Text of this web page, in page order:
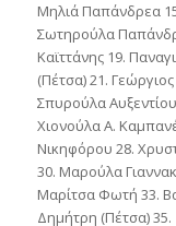
Μηλιά Παπάνδρεα
Σωτηρούλα
Καϊττάνης 19.
(Πέτσα) 21.
Σπυρούλα
Χιονούλα Α.
Νικηφόρου 28.
30. Μαρούλα
Μαρίτσα Φωτή 33.
Δημήτρη (Πέτσα)